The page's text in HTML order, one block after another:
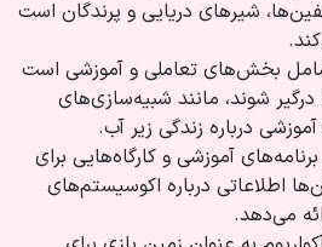
شیرهای دریایی و پرندگان است
شامل بخش‌های تعاملی و آموزشی است
درگیر شوند، مانند شبیه‌سازی‌های
درباره زندگی زیر آب.
آموزشی و کارگاه‌هایی برای
اطلاعاتی درباره اکوسیستم‌های
می‌دهد.